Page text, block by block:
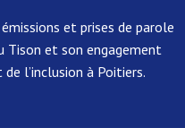
et prises de parole
Tison et son engagement
l’inclusion à Poitiers.